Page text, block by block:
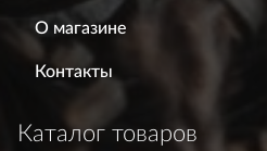
О магазине
Контакты
Каталог товаров